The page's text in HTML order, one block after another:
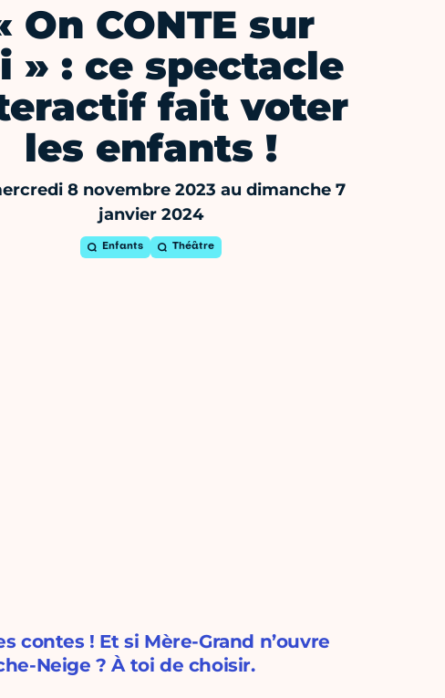
On CONTE sur
» : ce spectacle
fait voter
les enfants !
8 novembre 2023 au dimanche 7
janvier 2024
Enfants Théâtre
contes ! Et si Mère-Grand n’ouvre
Neige ? À toi de choisir.